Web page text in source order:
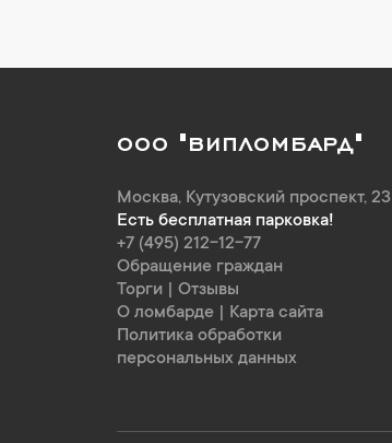
ООО "ВИПЛОМБАРД"
Москва, Кутузовский проспект, 23
Есть бесплатная парковка!
+7 (495) 212-12-77
Обращение граждан
Торги
Отзывы
О ломбарде
Карта сайта
Политика обработки
персональных данных